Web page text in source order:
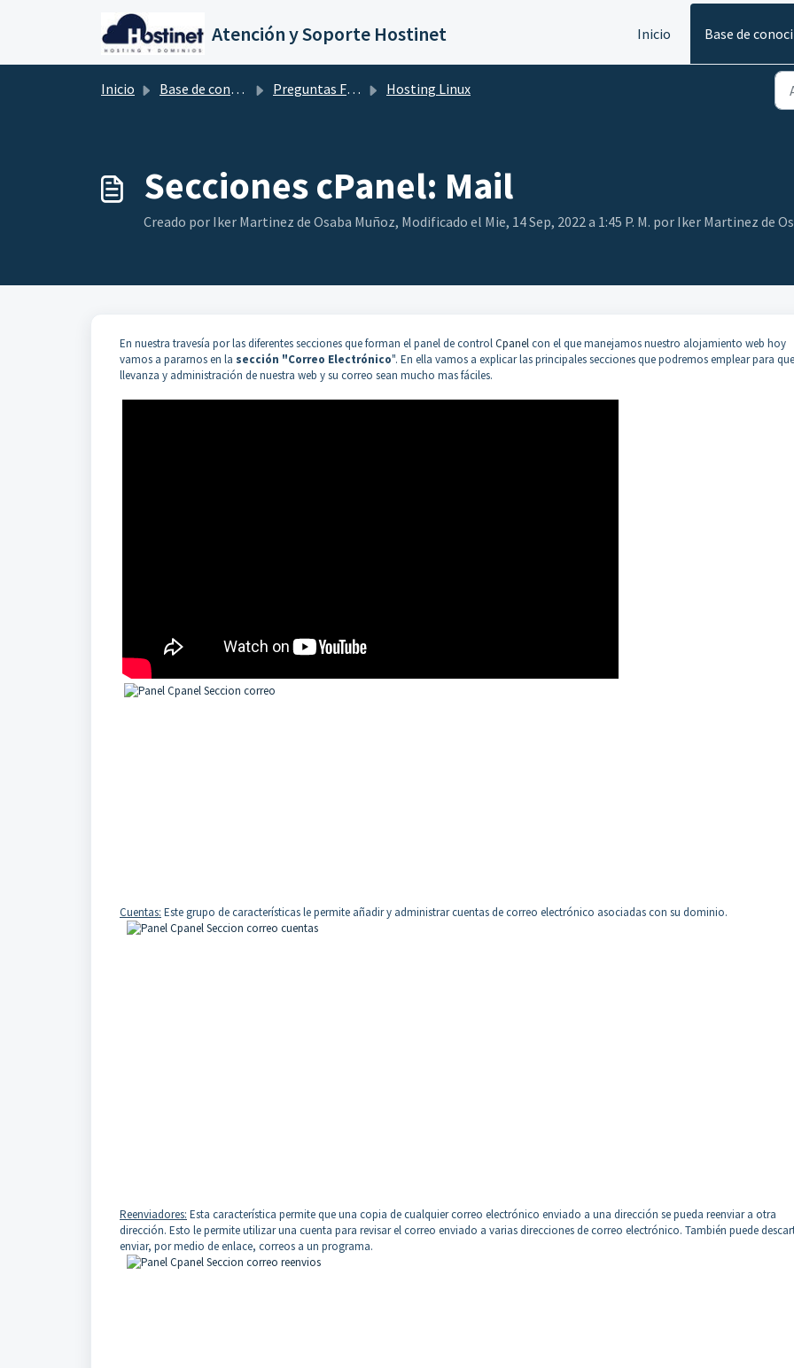
Atención y Soporte Hostinet Inicio Base de
Inicio Base de conocimientos Preguntas Frecuentes Hosting Linux
Secciones cPanel: Mail
Creado por Iker Martinez de Osaba Muñoz, Modificado el Mie, 14 Sep, 2022 a 1:45 P. M. por Iker Martinez de
En nuestra travesía por las diferentes secciones que forman el panel de controlCpanelcon el que manejamos nuestro alojamiento web hoy
vamos a pararnos en la sección "Correo Electrónico". En ella vamos a explicar las principales secciones que podremos emplear para
llevanza y administración de nuestra web y su correo sean mucho mas fáciles.
Cuentas: Este grupo de características le permite añadir y administrar cuentas de correo electrónico asociadas con su dominio.
Reenviadores: Esta característica permite que una copia de cualquier correo electrónico enviado a una dirección se pueda reenviar a otra
dirección. Esto le permite utilizar una cuenta para revisar el correo enviado a varias direcciones de correo electrónico. También puede
enviar, por medio de enlace, correos a un programa.